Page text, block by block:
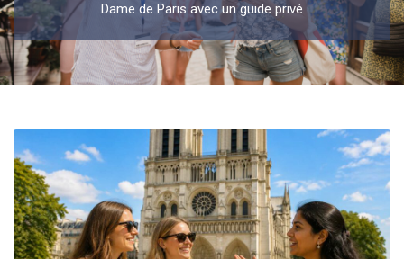
Dame de Paris avec un guide privé